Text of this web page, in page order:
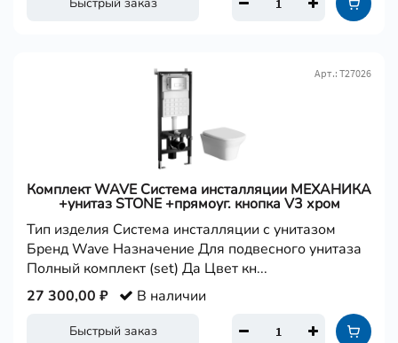
Комплект WAVE Система инсталляции МЕХАНИКА
+унитаз STONE +прямоуг. кнопка V3 хром
Арт.: Т27026
Тип изделия Система инсталляции с унитазом
Бренд Wave Назначение Для подвесного унитаза
Полный комплект (set) Да Цвет кн...
Быстрый заказ
27 300,00 ₽ В наличии